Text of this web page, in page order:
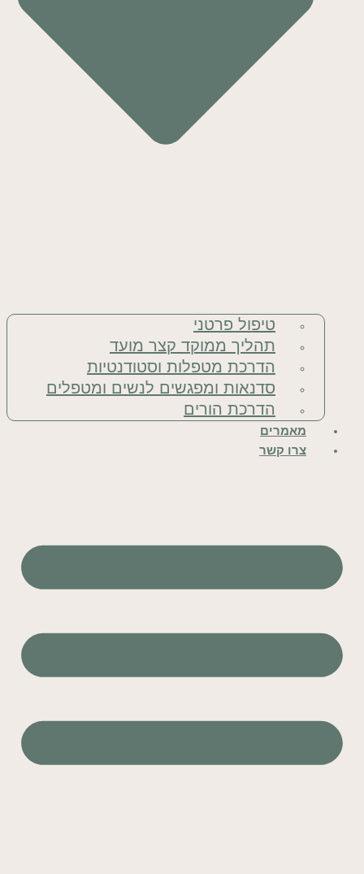
טיפול פרטני
תהליך ממוקד קצר מועד
הדרכת מטפלות וסטודנטיות
סדנאות ומפגשים לנשים ומטפלים
הדרכת הורים
מאמרים
צרו קשר